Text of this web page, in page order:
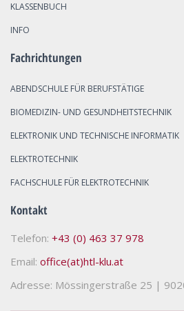
KLASSENBUCH
INFO
Fachrichtungen
ABENDSCHULE FÜR BERUFSTÄTIGE
BIOMEDIZIN- UND GESUNDHEITSTECHNIK
ELEKTRONIK UND TECHNISCHE INFORMATIK
ELEKTROTECHNIK
FACHSCHULE FÜR ELEKTROTECHNIK
Kontakt
Telefon: +43 (0) 463 37 978
Email: office(at)htl-klu.at
Adresse: Mössingerstraße 25 |